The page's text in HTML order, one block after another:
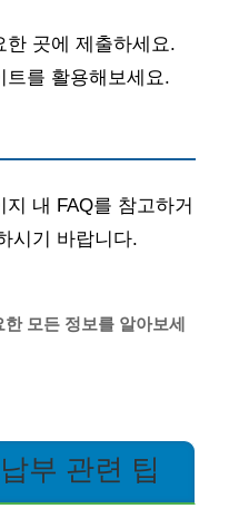
한 곳에 제출하세요.
트를 활용해보세요.
내 FAQ를 참고하거
시기 바랍니다.
모든 정보를 알아보세
부 관련 팁